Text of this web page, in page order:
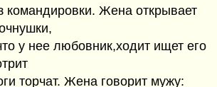
командировки. Жена открывает
у нее любовник,ходит ищет его
торчат. Жена говорит мужу: